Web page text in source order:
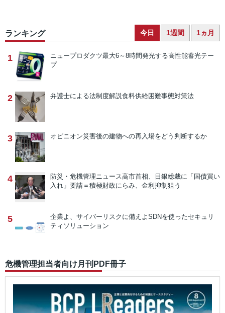
ランキング 今日 1週間 1ヵ月
1 ニュープロダクツ最大6～8時間発光する高性能蓄光テー
プ
2 弁護士による法制度解説食料供給困難事態対策法
3 オピニオン災害後の建物への再入場をどう判断するか
4 防災・危機管理ニュース高市首相、日銀総裁に「国債買い
入れ」要請＝積極財政にらみ、金利抑制狙う
5 企業よ、サイバーリスクに備えよ SDNを使ったセキュリ
ティソリューション
危機管理担当者向け月刊PDF冊子